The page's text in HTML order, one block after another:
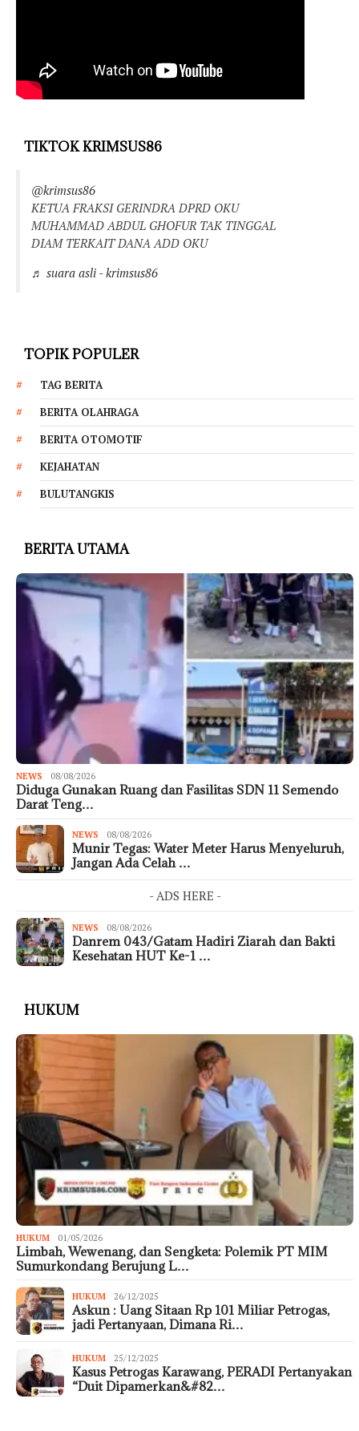
TIKTOK KRIMSUS86
@krimsus86
KETUA FRAKSI GERINDRA DPRD OKU
MUHAMMAD ABDUL GHOFUR TAK TINGGAL
DIAM TERKAIT DANA ADD OKU
♬ suara asli - krimsus86
TOPIK POPULER
TAG BERITA
BERITA OLAHRAGA
BERITA OTOMOTIF
KEJAHATAN
BULUTANGKIS
BERITA UTAMA
NEWS 08/08/2026
Diduga Gunakan Ruang dan Fasilitas SDN 11 Semendo
Darat Teng…
NEWS 08/08/2026
Munir Tegas: Water Meter Harus Menyeluruh,
Jangan Ada Celah …
- ADS HERE -
NEWS 08/08/2026
Danrem 043/Gatam Hadiri Ziarah dan Bakti
Kesehatan HUT Ke-1 …
HUKUM
HUKUM 01/05/2026
Limbah, Wewenang, dan Sengketa: Polemik PT MIM
Sumurkondang Berujung L…
HUKUM 26/12/2025
Askun : Uang Sitaan Rp 101 Miliar Petrogas,
jadi Pertanyaan, Dimana Ri…
HUKUM 25/12/2025
Kasus Petrogas Karawang, PERADI Pertanyakan
“Duit Dipamerkan&#82…